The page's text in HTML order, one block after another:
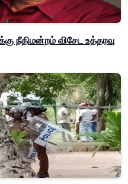
நீதிமன்றம் விசேட உத்தரவு